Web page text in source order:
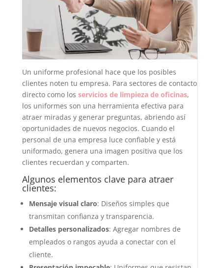
Un uniforme profesional hace que los posibles
clientes noten tu empresa. Para sectores de contacto
directo como los servicios de limpieza de oficinas,
los uniformes son una herramienta efectiva para
atraer miradas y generar preguntas, abriendo así
oportunidades de nuevos negocios. Cuando el
personal de una empresa luce confiable y está
uniformado, genera una imagen positiva que los
clientes recuerdan y comparten.
Algunos elementos clave para atraer
clientes:
Mensaje visual claro: Diseños simples que
transmitan confianza y transparencia.
Detalles personalizados: Agregar nombres de
empleados o rangos ayuda a conectar con el
cliente.